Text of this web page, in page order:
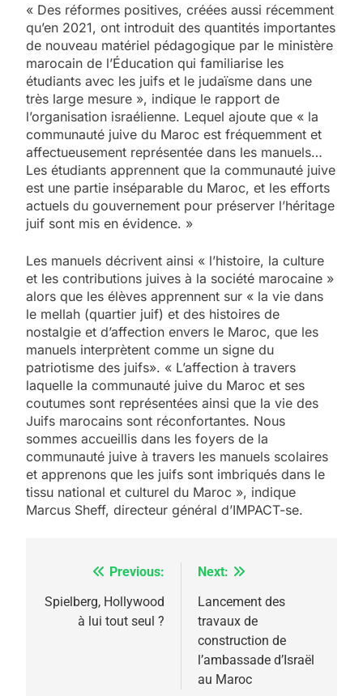
« Des réformes positives, créées aussi récemment
qu’en 2021, ont introduit des quantités importantes
de nouveau matériel pédagogique par le ministère
marocain de l’Éducation qui familiarise les
étudiants avec les juifs et le judaïsme dans une
très large mesure », indique le rapport de
l’organisation israélienne. Lequel ajoute que « la
communauté juive du Maroc est fréquemment et
affectueusement représentée dans les manuels…
Les étudiants apprennent que la communauté juive
est une partie inséparable du Maroc, et les efforts
actuels du gouvernement pour préserver l’héritage
juif sont mis en évidence. »
Les manuels décrivent ainsi « l’histoire, la culture
et les contributions juives à la société marocaine »
alors que les élèves apprennent sur « la vie dans
le mellah (quartier juif) et des histoires de
nostalgie et d’affection envers le Maroc, que les
manuels interprètent comme un signe du
patriotisme des juifs». « L’affection à travers
laquelle la communauté juive du Maroc et ses
coutumes sont représentées ainsi que la vie des
Juifs marocains sont réconfortantes. Nous
sommes accueillis dans les foyers de la
communauté juive à travers les manuels scolaires
et apprenons que les juifs sont imbriqués dans le
tissu national et culturel du Maroc », indique
Marcus Sheff, directeur général d’IMPACT-se.
Navigation
de
Previous:
Spielberg, Hollywood
à lui tout seul ?
Next:
Lancement des
travaux de
construction de
l’ambassade d’Israël
au Maroc
2025, l’année la plus
meurtrière selon le
l’antisémitisme
FIÈRE, DIGNE ET RÉSILIENTE :
POURQUOI JE REVENDIQUE
MA JUDAÏTE par Thérèse
Zrihen-Dvir
JUDAISME